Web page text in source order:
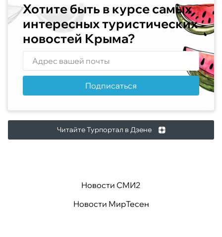
Хотите быть в курсе самых
интересных туристических
новостей Крыма?
Подписаться
Читайте Турпортал в Дзене
Новости СМИ2
Новости МирТесен